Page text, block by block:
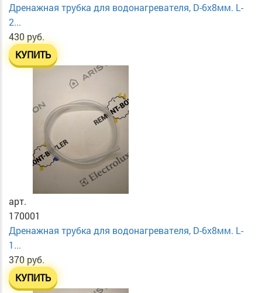
Дренажная трубка для водонагревателя, D-6х8мм. L-
2...
430 руб.
КУПИТЬ
арт.
170001
Дренажная трубка для водонагревателя, D-6х8мм. L-
1...
370 руб.
КУПИТЬ